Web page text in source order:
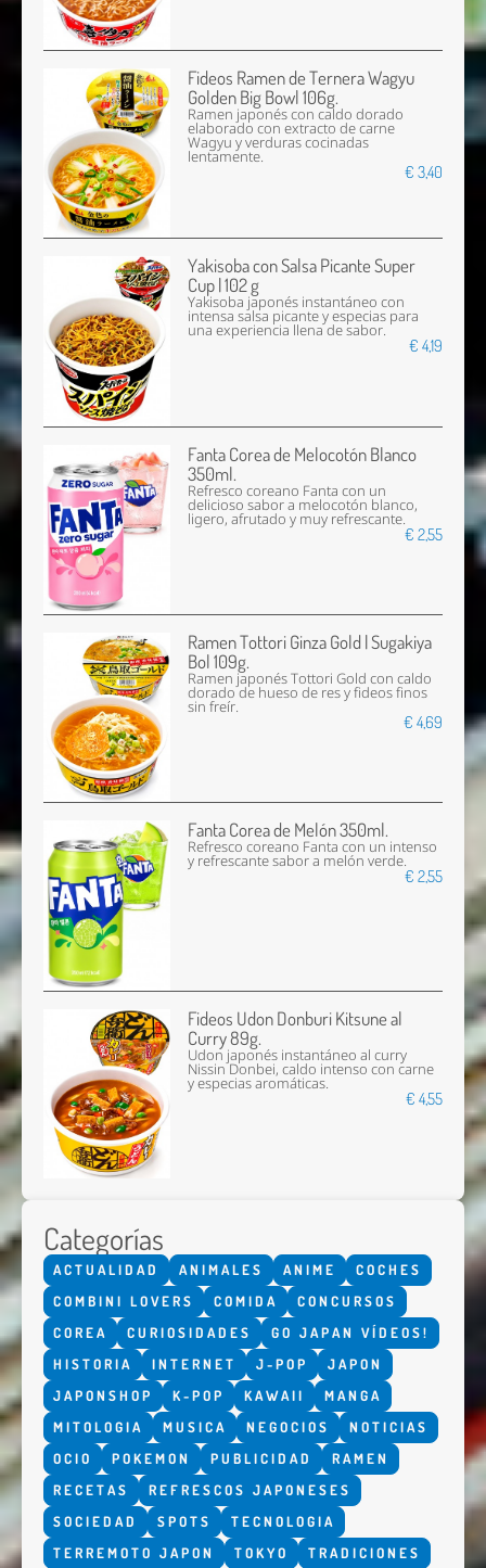
Fideos Ramen de Ternera Wagyu
Golden Big Bowl 106g.
Ramen japonés con caldo dorado
elaborado con extracto de carne
Wagyu y verduras cocinadas
lentamente.
€ 3,40
Yakisoba con Salsa Picante Super
Cup | 102 g
Yakisoba japonés instantáneo con
intensa salsa picante y especias para
una experiencia llena de sabor.
€ 4,19
Fanta Corea de Melocotón Blanco
350ml.
Refresco coreano Fanta con un
delicioso sabor a melocotón blanco,
ligero, afrutado y muy refrescante.
€ 2,55
Ramen Tottori Ginza Gold | Sugakiya
Bol 109g.
Ramen japonés Tottori Gold con caldo
dorado de hueso de res y fideos finos
sin freír.
€ 4,69
Fanta Corea de Melón 350ml.
Refresco coreano Fanta con un intenso
y refrescante sabor a melón verde.
€ 2,55
Fideos Udon Donburi Kitsune al
Curry 89g.
Udon japonés instantáneo al curry
Nissin Donbei, caldo intenso con carne
y especias aromáticas.
€ 4,55
Categorías
ACTUALIDAD ANIMALES ANIME
COCHES
COMBINI LOVERS
COMIDA
CONCURSOS
COREA
CURIOSIDADES
GO JAPAN VÍDEOS!
HISTORIA
INTERNET J-POP
JAPON
JAPONSHOP
K-POP KAWAII
MANGA
MITOLOGIA
MUSICA NEGOCIOS
NOTICIAS
OCIO
POKEMON PUBLICIDAD
RAMEN
RECETAS
REFRESCOS JAPONESES
SOCIEDAD
SPOTS
TECNOLOGIA
TERREMOTO JAPON
TOKYO TRADICIONES